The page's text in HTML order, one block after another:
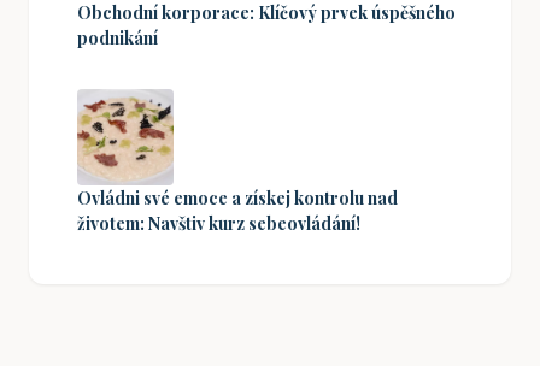
Obchodní korporace: Klíčový prvek úspěšného
podnikání
Ovládni své emoce a získej kontrolu nad
životem: Navštiv kurz sebeovládání!